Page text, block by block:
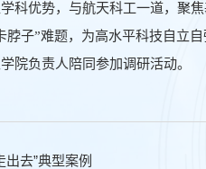
科优势，与航天科工一道，聚
子”难题，为高水平科技自立自
院负责人陪同参加调研活动。
去”典型案例